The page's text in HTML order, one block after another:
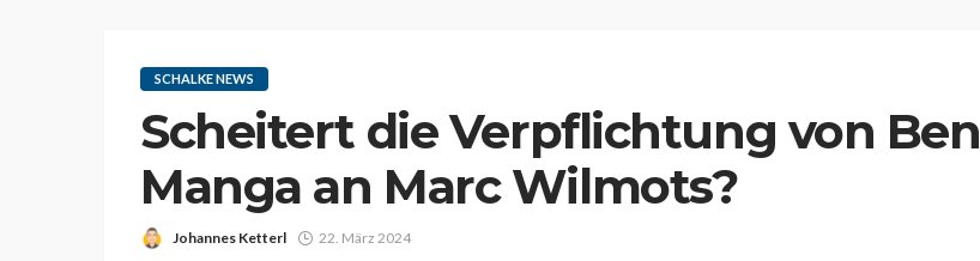
SCHALKE NEWS
Scheitert die Verpflichtung von Ben
Manga an Marc Wilmots?
Johannes Ketterl 22. März 2024